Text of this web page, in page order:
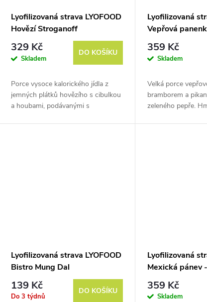
Lyofilizovaná strava LYOFOOD
Hovězí Stroganoff
329 Kč
Skladem
DO KOŠÍKU
Porce vysoce kalorického jídla z
jemných plátků hovězího s cibulkou
a houbami, podávanými s
Lyofilizovaná
Vepřová
Velká porce
359 Kč
Skladem
Velká porce
bramborem a
zeleného pepře.
Lyofilizovaná strava LYOFOOD
Bistro Mung Dal
139 Kč
Do 3 týdnů
DO KOŠÍKU
Lyofilizovaná
Mexická pánev
359 Kč
Skladem